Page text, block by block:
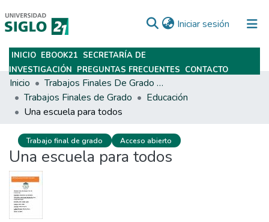
Iniciar sesión (current)
Subir
INICIO EBOOK21 SECRETARÍA DE
INVESTIGACIÓN PREGUNTAS FRECUENTES CONTACTO
Inicio
Trabajos Finales De Grado Y Posgrado
Trabajos Finales de Grado
Educación
Una escuela para todos
Trabajo final de grado Acceso abierto
Una escuela para todos